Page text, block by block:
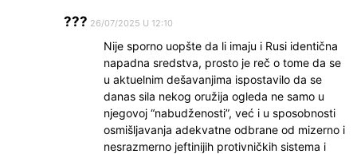
??? 26/07/2025 U 12:10
Nije sporno uopšte da li imaju i Rusi identična
napadna sredstva, prosto je reč o tome da se
u aktuelnim dešavanjima ispostavilo da se
danas sila nekog oružija ogleda ne samo u
njegovoj “nabudženosti”, već i u sposobnosti
osmišljavanja adekvatne odbrane od mizerno i
nesrazmerno jeftinijih protivničkih sistema i